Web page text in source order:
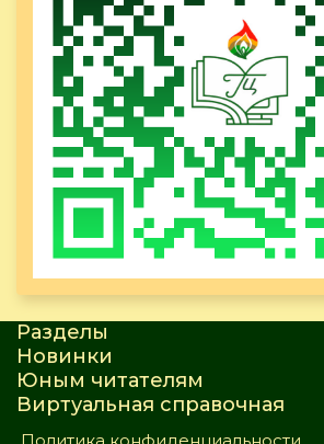
Разделы
Новинки
Юным читателям
Виртуальная справочная